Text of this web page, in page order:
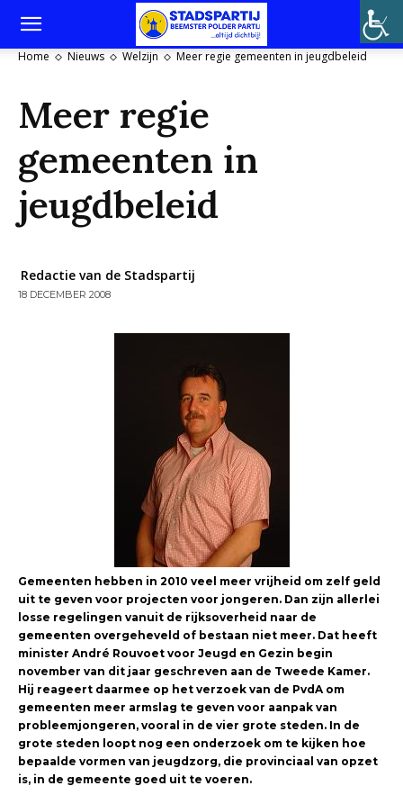
Home Nieuws Welzijn Meer regie gemeenten in jeugdbeleid
Meer regie
gemeenten in
jeugdbeleid
Redactie van de Stadspartij
18 DECEMBER 2008
Gemeenten hebben in 2010 veel meer vrijheid om zelf geld
uit te geven voor projecten voor jongeren. Dan zijn allerlei
losse regelingen vanuit de rijksoverheid naar de
gemeenten overgeheveld of bestaan niet meer. Dat heeft
minister André Rouvoet voor Jeugd en Gezin begin
november van dit jaar geschreven aan de Tweede Kamer.
Hij reageert daarmee op het verzoek van de PvdA om
gemeenten meer armslag te geven voor aanpak van
probleemjongeren, vooral in de vier grote steden. In de
grote steden loopt nog een onderzoek om te kijken hoe
bepaalde vormen van jeugdzorg, die provinciaal van opzet
is, in de gemeente goed uit te voeren.